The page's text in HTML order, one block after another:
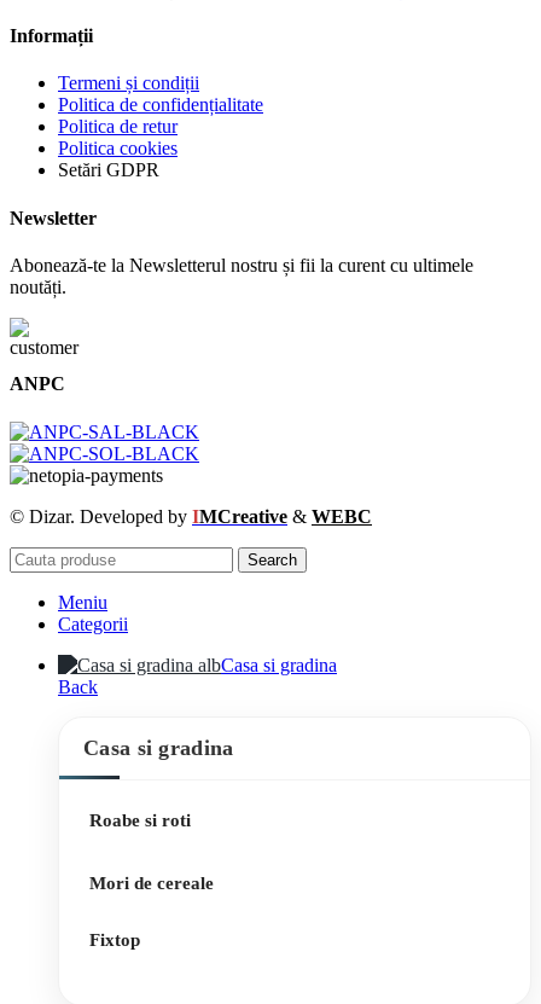
Informații
Termeni și condiții
Politica de confidențialitate
Politica de retur
Politica cookies
Setări GDPR
Newsletter
Abonează-te la Newsletterul nostru și fii la curent cu ultimele
noutăți.
ANPC
© Dizar. Developed by IMCreative & WEBC
Search
Meniu
Categorii
Casa si gradina
Back
Casa si gradina
Roabe si roti
Mori de cereale
Fixtop